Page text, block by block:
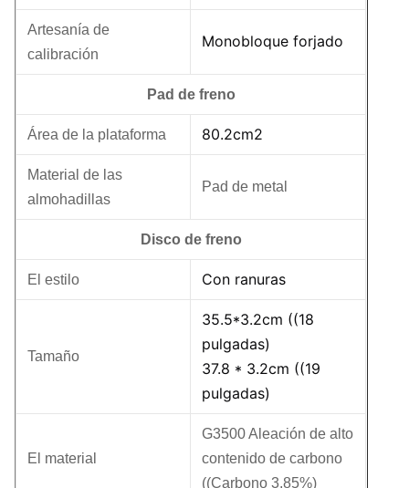
Artesanía de
calibración
Monobloque forjado
Pad de freno
Área de la plataforma 80.2cm2
Material de las
almohadillas
Pad de metal
Disco de freno
El estilo Con ranuras
Tamaño
35.5*3.2cm ((18
pulgadas)
37.8 * 3.2cm ((19
pulgadas)
El material
G3500 Aleación de alto
contenido de carbono
((Carbono 3,85%)